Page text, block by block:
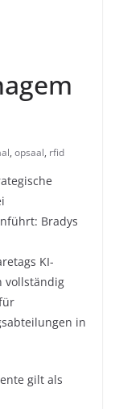
, opsaal, rfid
Bradys
KI-
vollständig
in
gilt als